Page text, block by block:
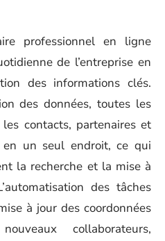
professionnel en ligne
de l’entreprise en
des informations clés.
des données, toutes les
contacts, partenaires et
en un seul endroit, ce qui
la recherche et la mise à
des tâches
à jour des coordonnées
collaborateurs,